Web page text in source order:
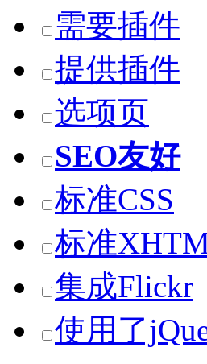
需要插件
提供插件
选项页
SEO友好
标准CSS
标准
集成Flickr
使用了